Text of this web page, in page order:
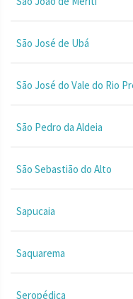
São José de Ubá
São José do Vale do Rio
São Pedro da Aldeia
São Sebastião do Alto
Sapucaia
Saquarema
Seropédica